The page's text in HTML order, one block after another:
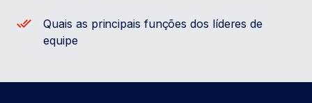
Quais as principais funções dos líderes de
equipe